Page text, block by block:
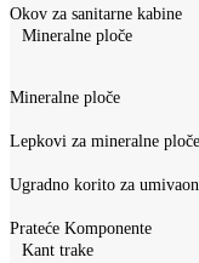
Okov za sanitarne kabine
Mineralne ploče
Mineralne ploče
Lepkovi za mineralne ploče
Ugradno korito za
Prateće Komponente
Kant trake